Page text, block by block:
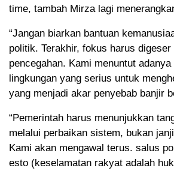
time, tambah Mirza lagi
“Jangan biarkan bantuan
politik. Terakhir, fokus harus
pencegahan. Kami menuntut
lingkungan yang serius untuk
yang menjadi akar penyebab banjir
“Pemerintah harus menunjukkan
melalui perbaikan sistem, bukan
Kami akan mengawal terus. salus
esto (keselamatan rakyat adalah